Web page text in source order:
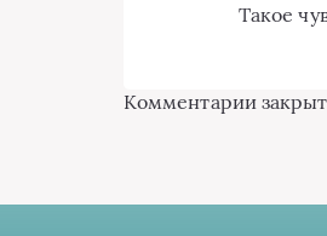
Такое
Комментарии